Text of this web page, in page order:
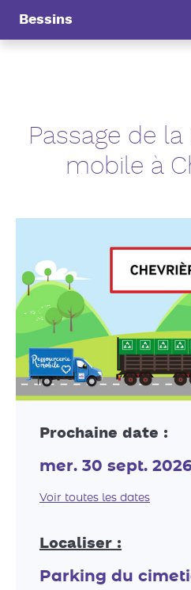
Bessins
Passage de
mobile à
Prochaine date :
mer. 30 sept.
Voir toutes les dates
Localiser :
Parking du